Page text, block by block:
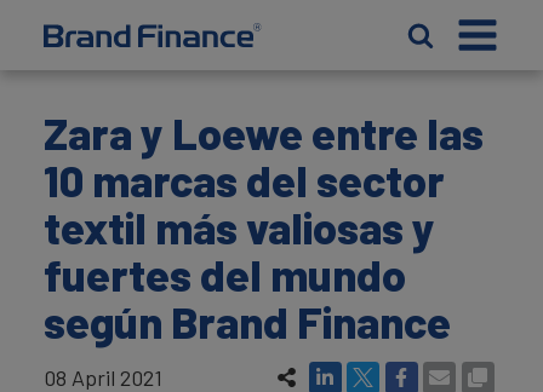
Zara y Loewe entre las
10 marcas del sector
textil más valiosas y
fuertes del mundo
según Brand Finance
08 April 2021